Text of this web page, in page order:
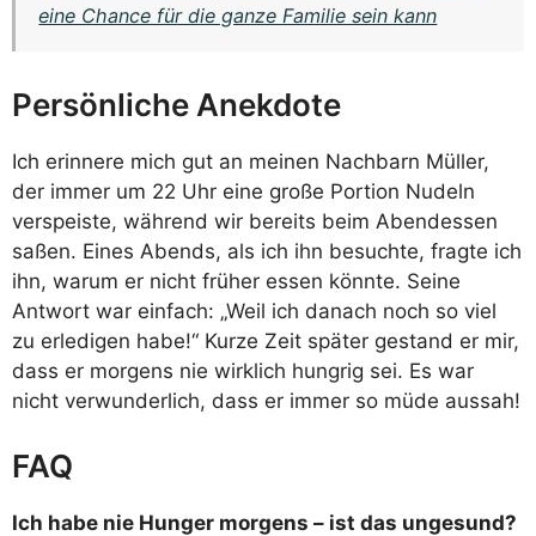
eine Chance für die ganze Familie sein kann
Persönliche Anekdote
Ich erinnere mich gut an meinen Nachbarn Müller,
der immer um 22 Uhr eine große Portion Nudeln
verspeiste, während wir bereits beim Abendessen
saßen. Eines Abends, als ich ihn besuchte, fragte ich
ihn, warum er nicht früher essen könnte. Seine
Antwort war einfach: „Weil ich danach noch so viel
zu erledigen habe!“ Kurze Zeit später gestand er mir,
dass er morgens nie wirklich hungrig sei. Es war
nicht verwunderlich, dass er immer so müde aussah!
FAQ
Ich habe nie Hunger morgens – ist das ungesund?